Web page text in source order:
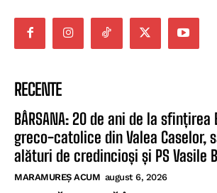
RECENTE
BÂRSANA: 20 de ani de la
greco-catolice din Valea Caselor,
alături de credincioși și PS Vasile
MARAMUREȘ ACUM august 6, 2026